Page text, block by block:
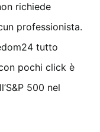
richiede
professionista.
tutto
pochi click è
500 nel